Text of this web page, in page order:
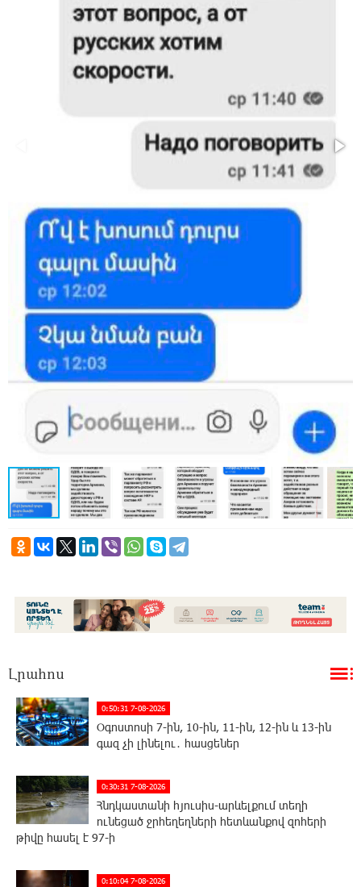
Լրահոս
0:50:31 7-08-2026
Օգոստոսի 7-ին, 10-ին, 11-ին, 12-ին և 13-ին
գազ չի լինելու․ հասցեներ
0:30:31 7-08-2026
Հնդկաստանի հյուսիս-արևելքում տեղի
ունեցած ջրհեղեղների հետևանքով զոհերի
թիվը հասել է 97-ի
0:10:04 7-08-2026